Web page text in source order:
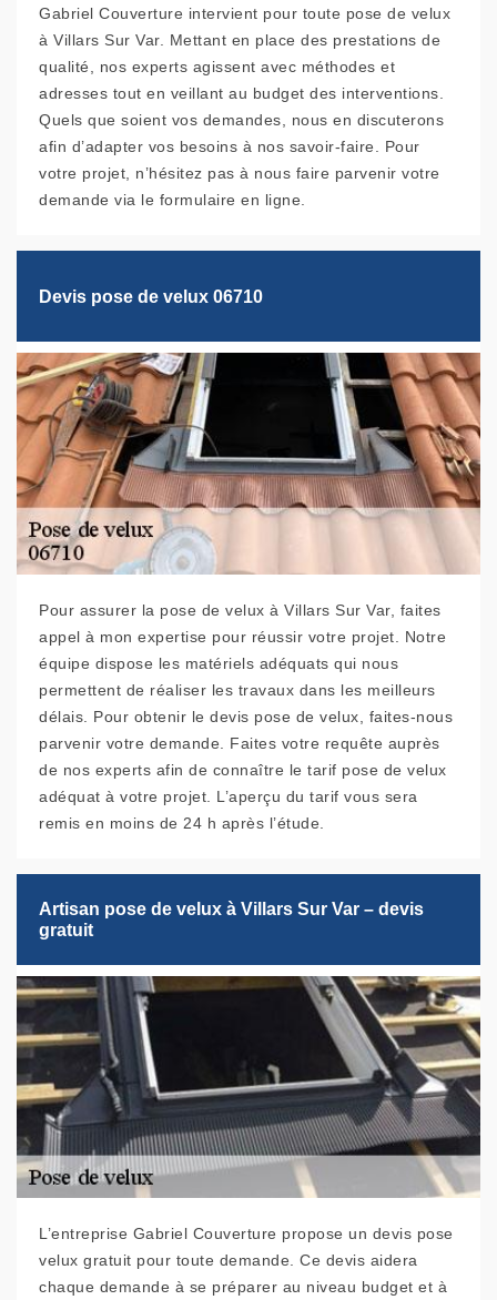
Gabriel Couverture intervient pour toute pose de velux
à Villars Sur Var. Mettant en place des prestations de
qualité, nos experts agissent avec méthodes et
adresses tout en veillant au budget des interventions.
Quels que soient vos demandes, nous en discuterons
afin d’adapter vos besoins à nos savoir-faire. Pour
votre projet, n’hésitez pas à nous faire parvenir votre
demande via le formulaire en ligne.
Devis pose de velux 06710
Pour assurer la pose de velux à Villars Sur Var, faites
appel à mon expertise pour réussir votre projet. Notre
équipe dispose les matériels adéquats qui nous
permettent de réaliser les travaux dans les meilleurs
délais. Pour obtenir le devis pose de velux, faites-nous
parvenir votre demande. Faites votre requête auprès
de nos experts afin de connaître le tarif pose de velux
adéquat à votre projet. L’aperçu du tarif vous sera
remis en moins de 24 h après l’étude.
Artisan pose de velux à Villars Sur Var – devis
gratuit
L’entreprise Gabriel Couverture propose un devis pose
velux gratuit pour toute demande. Ce devis aidera
chaque demande à se préparer au niveau budget et à